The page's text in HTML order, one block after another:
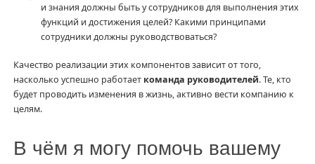
и знания должны быть у сотрудников для выполнения этих
функций и достижения целей? Какими принципами
сотрудники должны руководствоваться?
Качество реализации этих компонентов зависит от того,
насколько успешно работает команда руководителей. Те, кто
будет проводить изменения в жизнь, активно вести компанию к
целям.
В чём я могу помочь вашему